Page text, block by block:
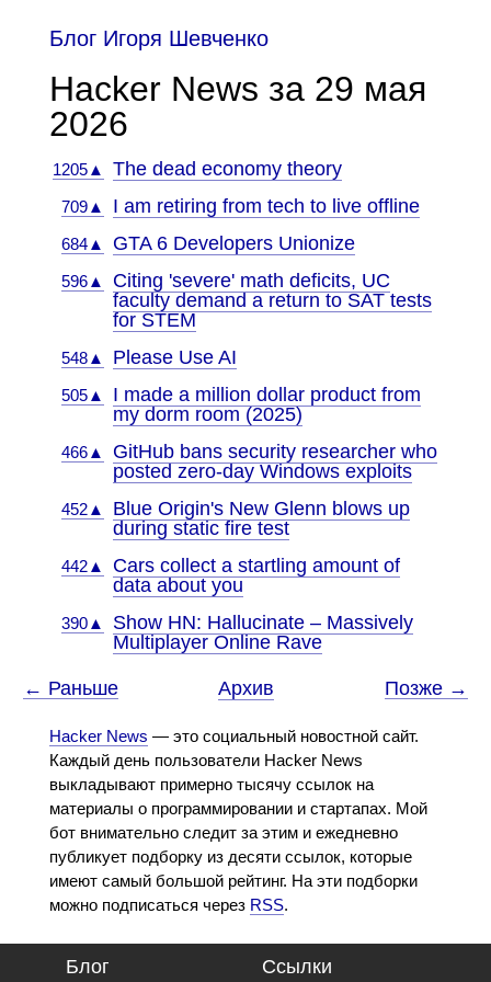
Блог Игоря Шевченко
Hacker News за 29 мая
2026
1205▲ The dead economy theory
709▲ I am retiring from tech to live offline
684▲ GTA 6 Developers Unionize
596▲
Citing 'severe' math deficits, UC
faculty demand a return to SAT tests
for STEM
548▲ Please Use AI
505▲
I made a million dollar product from
my dorm room (2025)
466▲
GitHub bans security researcher who
posted zero-day Windows exploits
452▲
Blue Origin's New Glenn blows up
during static fire test
442▲
Cars collect a startling amount of
data about you
390▲
Show HN: Hallucinate – Massively
Multiplayer Online Rave
← Раньше Архив Позже →
Hacker News — это социальный новостной сайт.
Каждый день пользователи Hacker News
выкладывают примерно тысячу ссылок на
материалы о программировании и стартапах. Мой
бот внимательно следит за этим и ежедневно
публикует подборку из десяти ссылок, которые
имеют самый большой рейтинг. На эти подборки
можно подписаться через RSS.
Блог Ссылки